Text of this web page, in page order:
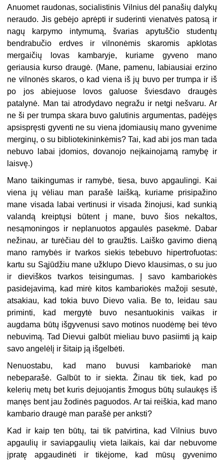
Anuomet raudonas, socialistinis Vilnius dėl panašių dalykų
neraudo. Jis gebėjo aprėpti ir suderinti vienatvės patosą ir
nagų karpymo intymumą, švarias apytuščio studentų
bendrabučio erdves ir vilnonėmis skaromis apklotas
mergaičių lovas kambaryje, kuriame gyveno mano
geriausia kurso draugė. (Mane, pamenu, labiausiai erzino
ne vilnonės skaros, o kad viena iš jų buvo per trumpa ir iš
po jos abiejuose lovos galuose šviesdavo draugės
patalynė. Man tai atrodydavo negražu ir netgi nešvaru. Ar
ne ši per trumpa skara buvo galutinis argumentas, padėjęs
apsispręsti gyventi ne su viena įdomiausių mano gyvenime
merginų, o su bibliotekininkėmis? Tai, kad abi jos man tada
nebuvo labai įdomios, dovanojo neįkainojamą ramybę ir
laisvę.)
Mano taikingumas ir ramybė, tiesa, buvo apgaulingi. Kai
viena jų vėliau man parašė laišką, kuriame prisipažino
mane visada labai vertinusi ir visada žinojusi, kad sunkią
valandą kreiptųsi būtent į mane, buvo šios nekaltos,
nesąmoningos ir neplanuotos apgaulės pasekmė. Dabar
nežinau, ar turėčiau dėl to graužtis. Laiško gavimo dieną
mano ramybės ir tvarkos siekis tebebuvo hipertrofuotas:
kartu su Sąjūdžiu mane užklupo Dievo klausimas, o su juo
ir dieviškos tvarkos teisingumas. Į savo kambariokės
pasidejavimą, kad mirė kitos kambariokės mažoji sesutė,
atsakiau, kad tokia buvo Dievo valia. Be to, leidau sau
priminti, kad mergytė buvo nesantuokinis vaikas ir
augdama būtų išgyvenusi savo motinos nuodėmę bei tėvo
nebuvimą. Tad Dievui galbūt mieliau buvo pasiimti ją kaip
savo angelėlį ir šitaip ją išgelbėti.
Nenuostabu, kad mano buvusi kambariokė man
nebeparašė. Galbūt to ir siekta. Žinau tik tiek, kad po
kelerių metų bet kuris dejuojantis žmogus būtų sulaukęs iš
manęs bent jau žodinės paguodos. Ar tai reiškia, kad mano
kambario draugė man parašė per anksti?
Kad ir kaip ten būtų, tai tik patvirtina, kad Vilnius buvo
apgaulių ir saviapgaulių vieta laikais, kai dar nebuvome
įpratę apgaudinėti ir tikėjome, kad mūsų gyvenimo